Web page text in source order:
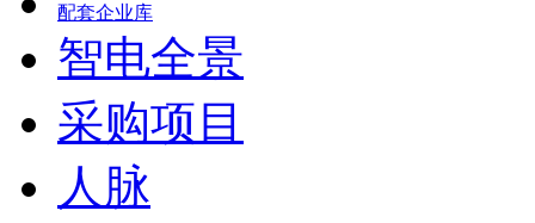
配套企业库
智电全景
采购项目
人脉